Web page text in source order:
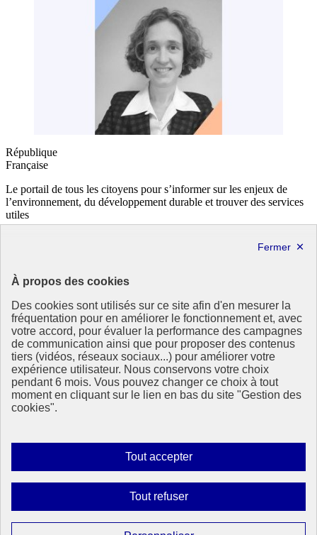
À propos des cookies
Des cookies sont utilisés sur ce site afin d'en mesurer la
fréquentation pour en améliorer le fonctionnement et, avec
votre accord, pour évaluer la performance des campagnes
de communication ainsi que pour proposer des contenus
tiers (vidéos, réseaux sociaux...) pour améliorer votre
expérience utilisateur. Nous conservons votre choix
pendant 6 mois. Vous pouvez changer ce choix à tout
moment en cliquant sur le lien en bas du site "Gestion des
cookies".
Tout accepterAutoriser
tous
Tout refuserInterdire
tous
République
Française
Le portail de tous les citoyens pour s’informer sur les enjeux de
l’environnement, du développement durable et trouver des services
utiles
data.gouv.fr- ouvre une nouvelle fenêtre
Partenaire
Partenaire principal :
Eionet Portal
Accessibilité : totalement conforme
Sauf mention contraire, tous les contenus de ce site sont sous